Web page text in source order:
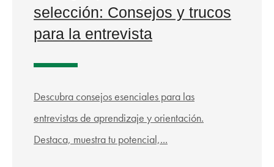
selección: Consejos y trucos
para la entrevista
Descubra consejos esenciales para las
entrevistas de aprendizaje y orientación.
Destaca, muestra tu potencial,...